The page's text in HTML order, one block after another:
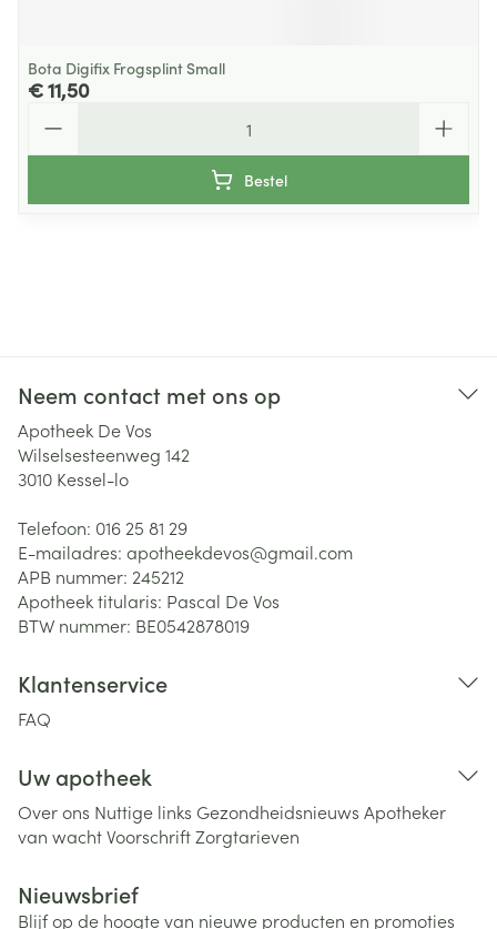
Bota Digifix Frogsplint Small
€ 11,50
Bestel
Neem contact met ons op
Apotheek De Vos
Wilselsesteenweg 142
3010 Kessel-lo
Telefoon: 016 25 81 29
E-mailadres: apotheekdevos@gmail.com
APB nummer: 245212
Apotheek titularis: Pascal De Vos
BTW nummer: BE0542878019
Klantenservice
FAQ
Uw apotheek
Over ons Nuttige links Gezondheidsnieuws Apotheker
van wachtVoorschriftZorgtarieven
Nieuwsbrief
Blijf op de hoogte van nieuwe producten en promoties